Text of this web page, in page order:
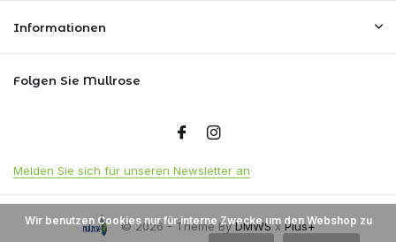
Informationen
Folgen Sie Mullrose
Melden Sie sich für unseren Newsletter an
© 2026 - Theme ByDMWSx Plus+
Wir benutzen Cookies nur für interne Zwecke um den Webshop zu